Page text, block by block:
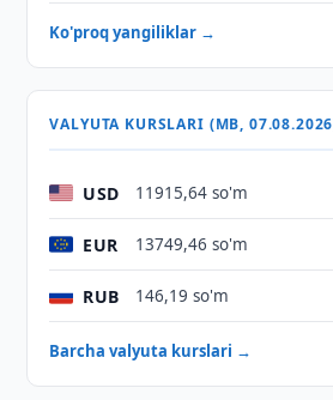
Ko'proq yangiliklar →
VALYUTA KURSLARI (MB,
USD 11915,64 so'm
EUR 13749,46 so'm
RUB 146,19 so'm
Barcha valyuta kurslari →